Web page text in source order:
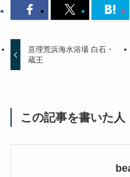
亘理荒浜海水浴場 白石・
蔵王
この記事を書いた人